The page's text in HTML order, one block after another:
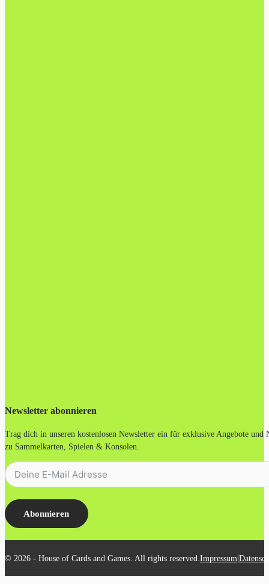
Newsletter abonnieren
Trag dich in unseren kostenlosen Newsletter ein für exklusive Angebote und
zu Sammelkarten, Spielen & Konsolen.
Abonnieren
© 2026 - House of Cards and Games. All rights reserved. Impressum